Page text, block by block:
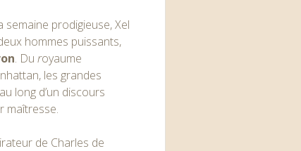
prodigieuse, Xel
hommes puissants,
. Duroyaume
les grandes
long d’un discours
maîtresse.
de Charles de